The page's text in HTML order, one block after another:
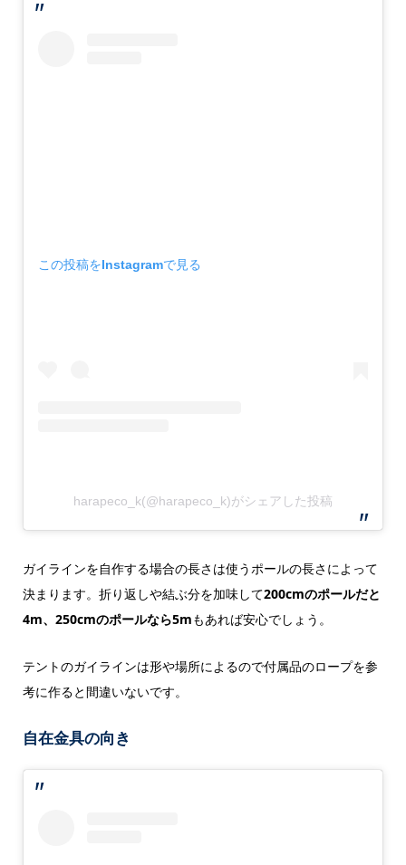
この投稿をInstagramで見る
harapeco_k(@harapeco_k)がシェアした投稿
ガイラインを自作する場合の長さは使うポールの長さによって
決まります。折り返しや結ぶ分を加味して200cmのポールだと
4m、250cmのポールなら5mもあれば安心でしょう。
テントのガイラインは形や場所によるので付属品のロープを参
考に作ると間違いないです。
自在金具の向き